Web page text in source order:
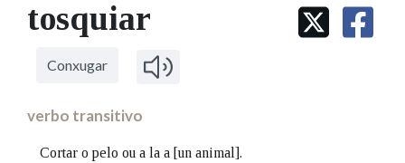
IDENTIDADE CORPORATIVA
MARCIAL DEL ADALID
FIGURAS HOMENAXEADAS
Facebook
TwitterYoutubeInstagram
Bluesky
BUSCAR NOS LEMAS
Comeza por
tosquiar
Conxugar
verbo transitivo
Cortar o pelo ou a la a [un animal].